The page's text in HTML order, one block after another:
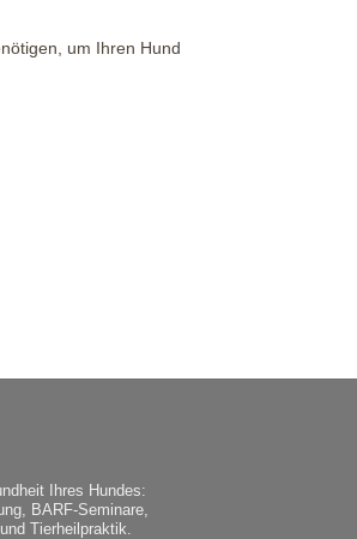
um Ihren Hund
Ihres Hundes:
BARF-Seminare,
Tierheilpraktik.